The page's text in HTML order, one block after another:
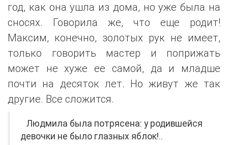
год, как она ушла из дома, но уже была на
сносях. Говорила же, что еще родит!
Максим, конечно, золотых рук не имеет,
только говорить мастер и поприжать
может не хуже ее самой, да и младше
почти на десяток лет. Но живут же так
другие. Все сложится.
Людмила была потрясена: у родившейся
девочки не было глазных яблок!..